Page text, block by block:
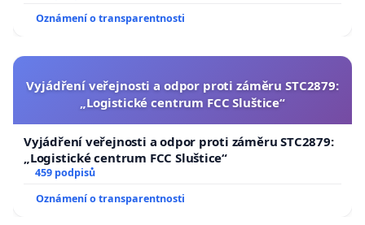
Oznámení o transparentnosti
Vyjádření veřejnosti a odpor proti záměru STC2879:
„Logistické centrum FCC Sluštice“
Vyjádření veřejnosti a odpor proti záměru STC2879:
„Logistické centrum FCC Sluštice“
459 podpisů
Oznámení o transparentnosti